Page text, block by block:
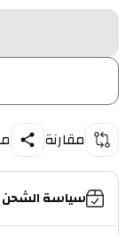
مقارنة
سياسة الشحن